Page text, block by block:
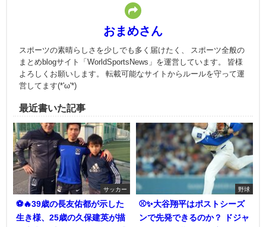
おまめさん
スポーツの素晴らしさを少しでも多く届けたく、 スポーツ全般の
まとめblogサイト「WorldSportsNews」を運営しています。 皆様
よろしくお願いします。 転載可能なサイトからルールを守って運
営してます(*'ω'*)
最近書いた記事
サッカー
⚽🔥39歳の長友佑都が示した
生き様、25歳の久保建英が描
野球
⚾✨大谷翔平はポストシーズ
ンで先発できるのか？ ドジャ